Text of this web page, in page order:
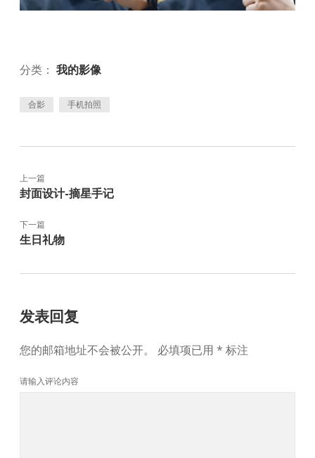
分类： 我的影像
合影 手机拍照
上一篇
封面设计-摘星手记
下一篇
生日礼物
发表回复
您的邮箱地址不会被公开。 必填项已用 * 标注
请输入评论内容